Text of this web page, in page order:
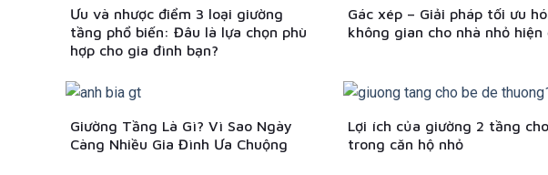
Ưu và nhược điểm 3 loại giường
tầng phổ biến: Đâu là lựa chọn phù
hợp cho gia đình bạn?
Gác xép – Giải pháp tối ưu
không gian cho nhà nhỏ hiện
Giường Tầng Là Gì? Vì Sao Ngày
Càng Nhiều Gia Đình Ưa Chuộng
Lợi ích của giường 2 tầng
trong căn hộ nhỏ